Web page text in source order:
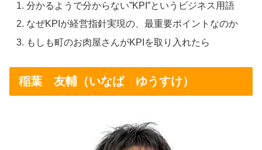
分かるようで分からない”KPI”というビジネス用語
なぜKPIが経営指針実現の、最重要ポイントなのか
もしも町のお肉屋さんがKPIを取り入れたら
稲葉 友輔（いなば ゆうすけ）